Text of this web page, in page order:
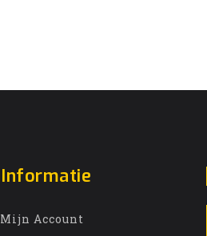
Informatie
Mijn Account